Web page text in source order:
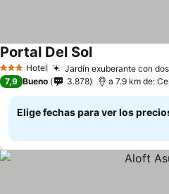
3 Estrellas
Hotel Jardín exuberante con
Portal Del Sol
7,9 Bueno 3.878 a 7.9 km de:
Elige fechas para ver los